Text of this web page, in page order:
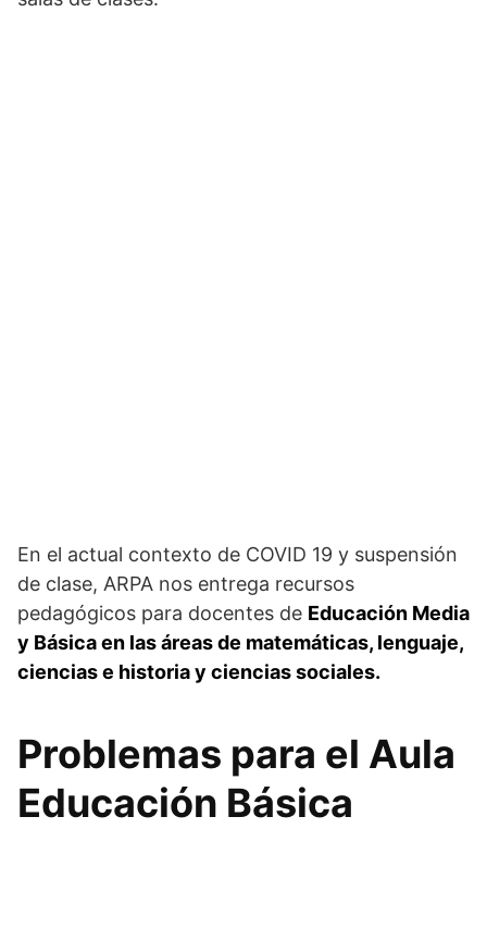
En el actual contexto de COVID 19 y suspensión
de clase, ARPA nos entrega recursos
pedagógicos para docentes de Educación Media
y Básica en las áreas de matemáticas, lenguaje,
ciencias e historia y ciencias sociales.
Problemas para el Aula
Educación Básica